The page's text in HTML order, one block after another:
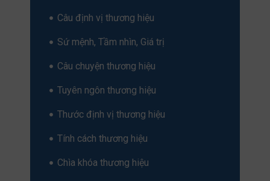
Câu định vị thương hiệu
Sứ mệnh, Tầm nhìn, Giá trị
Câu chuyện thương hiệu
Tuyên ngôn thương hiệu
Thước định vị thương hiệu
Tính cách thương hiệu
Chìa khóa thương hiệu